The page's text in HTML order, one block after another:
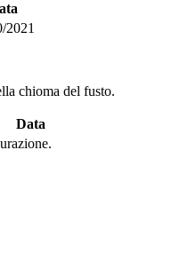
2021
chioma del fusto.
Data